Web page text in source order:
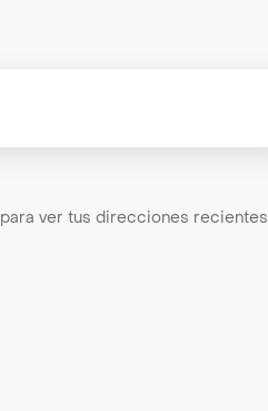
para ver tus direcciones recientes